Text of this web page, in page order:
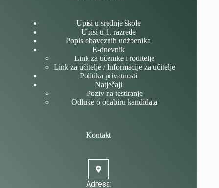
Upisi u srednje škole
Upisi u 1. razrede
Popis obaveznih udžbenika
E-dnevnik
Link za učenike i roditelje
Link za učitelje / Informacije za učitelje
Politika privatnosti
Natječaji
Poziv na testiranje
Odluke o odabiru kandidata
Kontakt
Adresa: